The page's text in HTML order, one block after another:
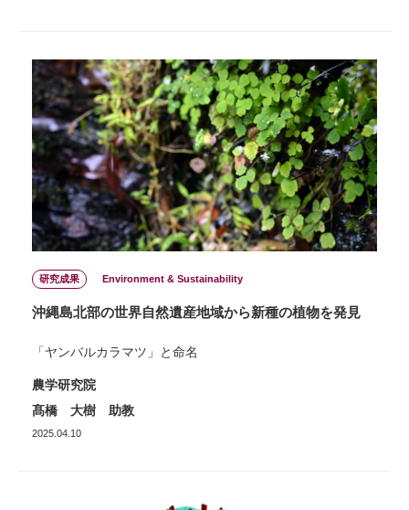
研究成果 Environment & Sustainability
沖縄島北部の世界自然遺産地域から新種の植物を発見
「ヤンバルカラマツ」と命名
農学研究院
髙橋 大樹 助教
2025.04.10